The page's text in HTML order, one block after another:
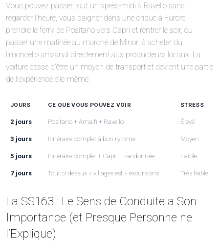
Vous pouvez passer tout un après-midi à Ravello sans
regarder l’heure, vous baigner dans une crique à Furore,
prendre le ferry de Positano vers Capri et rentrer le soir, ou
passer une matinée au marché de Minori à acheter du
limoncello artisanal directement aux producteurs locaux. La
voiture cesse d’être un moyen de transport et devient une partie
de l’expérience elle-même.
JOURS CE QUE VOUS POUVEZ VOIR STRESS
2 jours Positano + Amalfi + Ravello Élevé
3 jours Itinéraire complet à bon rythme Moyen
5 jours Itinéraire complet + Capri + randonnée Faible
7 jours Tout ci-dessus + villages est + excursions Très faible
La SS163 : Le Sens de Conduite a Son
Importance (et Presque Personne ne
l’Explique)